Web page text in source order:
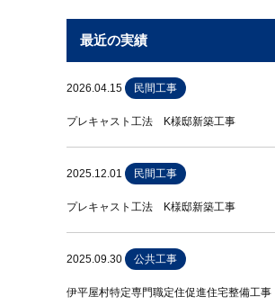
最近の実績
2026.04.15 民間工事
プレキャスト工法 K様邸新築工事
2025.12.01 民間工事
プレキャスト工法 K様邸新築工事
2025.09.30 公共工事
伊平屋村特定専門職定住促進住宅整備工事